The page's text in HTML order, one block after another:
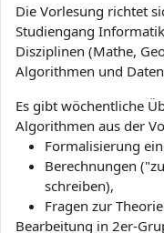
Die Vorlesung richtet
Studiengang
Disziplinen (Mathe,
Algorithmen und
Es gibt wöchentliche
Algorithmen aus der
Formalisierung
Berechnungen
schreiben),
Fragen zur
Bearbeitung in 2er-